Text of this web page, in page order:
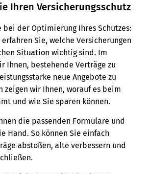
Ihren Versicherungsschutz
bei der Optimierung Ihres Schutzes:
Sie, welche Versicherungen
Situation wichtig sind. Im
Ihnen, bestehende Verträge zu
neue Angebote zu
wir Ihnen, worauf es beim
und wie Sie sparen können.
die passenden Formulare und
Hand. So können Sie einfach
abstoßen, alte verbessern und